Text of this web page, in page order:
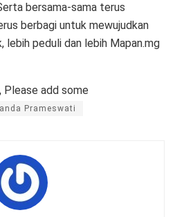
bersama-sama terus
berbagi untuk mewujudkan
lebih peduli dan lebih Mapan.mg
Please add some
Prameswati